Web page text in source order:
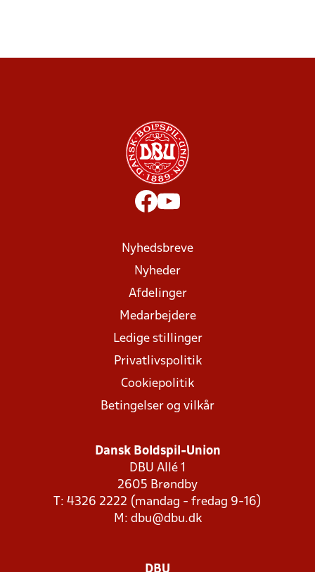
Nyhedsbreve
Nyheder
Afdelinger
Medarbejdere
Ledige stillinger
Privatlivspolitik
Cookiepolitik
Betingelser og vilkår
Dansk Boldspil-Union
DBU Allé 1
2605 Brøndby
T: 4326 2222 (mandag - fredag 9-16)
M: dbu@dbu.dk